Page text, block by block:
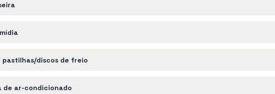
pastilhas/discos de freio
de ar-condicionado